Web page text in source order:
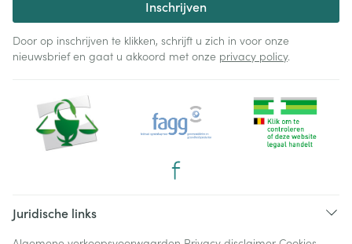
Inschrijven
Door op inschrijven te klikken, schrijft u zich in voor onze
nieuwsbrief en gaat u akkoord met onze privacy policy.
Juridische links